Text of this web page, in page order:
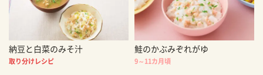
納豆と白菜のみそ汁
取り分けレシピ
鮭のかぶみぞれがゆ
9～11カ月頃